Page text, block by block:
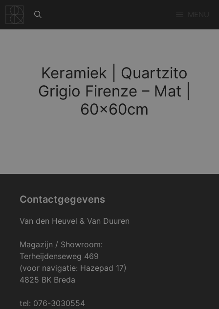
naar
de
Keramiek | Quartzito
Grigio Firenze – Mat |
60x60cm
Contactgegevens
Van den Heuvel & Van Duuren
Magazijn / Showroom:
Terheijdenseweg 469
(voor navigatie: Hazepad 17)
4825 BK Breda
tel: 076-3030554